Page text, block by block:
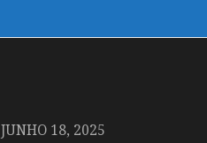
JUNHO 18, 2025